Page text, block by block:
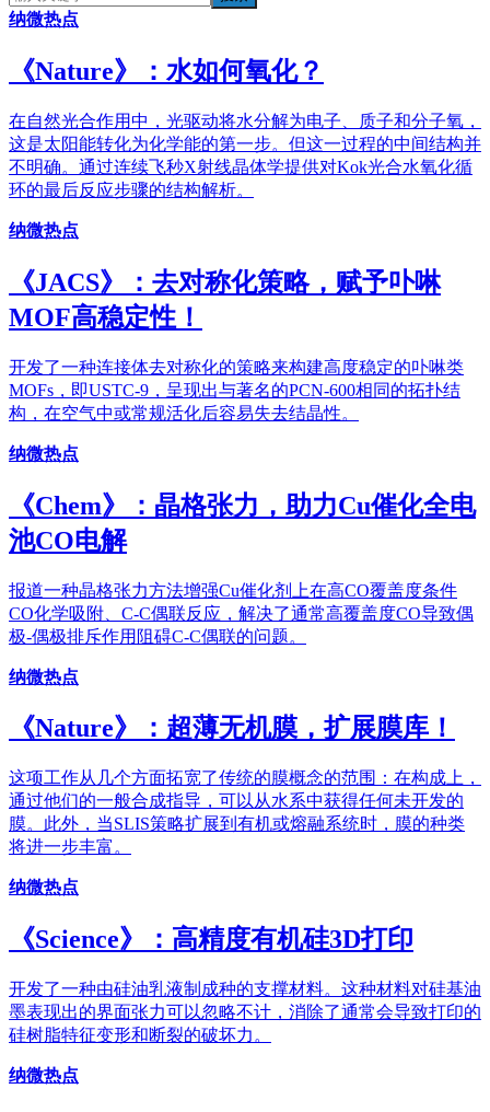
纳微热点
《​Nature》：水如何氧化？
在自然光合作用中，光驱动将水分解为电子、质子和分子氧，
这是太阳能转化为化学能的第一步。但这一过程的中间结构并
不明确。通过连续飞秒X射线晶体学提供对Kok光合水氧化循
环的最后反应步骤的结构解析。
纳微热点
《JACS》：去对称化策略，赋予卟啉
MOF高稳定性！
开发了一种连接体去对称化的策略来构建高度稳定的卟啉类
MOFs，即USTC-9，呈现出与著名的PCN-600相同的拓扑结
构，在空气中或常规活化后容易失去结晶性。
纳微热点
《Chem》：晶格张力，助力Cu催化全电
池CO电解
报道一种晶格张力方法增强Cu催化剂上在高CO覆盖度条件
CO化学吸附、C-C偶联反应，解决了通常高覆盖度CO导致偶
极-偶极排斥作用阻碍C-C偶联的问题。
纳微热点
《Nature》：超薄无机膜，扩展膜库！
这项工作从几个方面拓宽了传统的膜概念的范围：在构成上，
通过他们的一般合成指导，可以从水系中获得任何未开发的
膜。此外，当SLIS策略扩展到有机或熔融系统时，膜的种类
将进一步丰富。
纳微热点
《Science》：高精度有机硅3D打印
开发了一种由硅油乳液制成种的支撑材料。这种材料对硅基油
墨表现出的界面张力可以忽略不计，消除了通常会导致打印的
硅树脂特征变形和断裂的破坏力。
纳微热点